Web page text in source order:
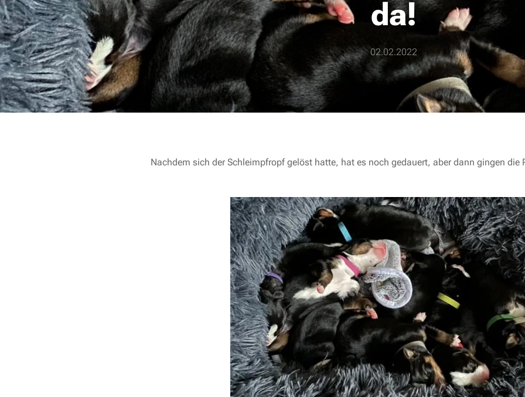
da!
02.02.2022
Nachdem sich der Schleimpfropf gelöst hatte, hat es noch gedauert, aber dann gingen die